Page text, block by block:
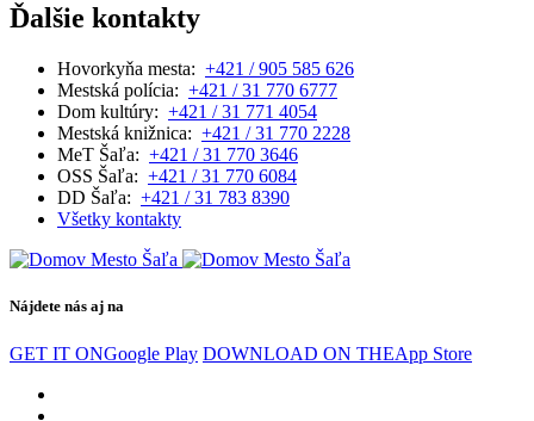
Ďalšie kontakty
Hovorkyňa mesta: +421 / 905 585 626
Mestská polícia: +421 / 31 770 6777
Dom kultúry: +421 / 31 771 4054
Mestská knižnica: +421 / 31 770 2228
MeT Šaľa: +421 / 31 770 3646
OSS Šaľa: +421 / 31 770 6084
DD Šaľa: +421 / 31 783 8390
Všetky kontakty
Nájdete nás aj na
GET IT ONGoogle Play DOWNLOAD ON THEApp Store